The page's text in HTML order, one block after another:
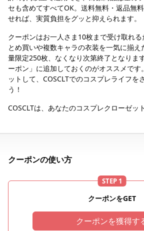
セも含めてすべてOK。送料無料・返品無
せれば、実質負担をグッと抑えられます。
クーポンはお一人さま10枚まで受け取れ
とめ買いや複数キャラの衣装を一気に揃
量限定250枚、なくなり次第終了となりま
ーポン」に追加しておくのがオススメで
ットして、COSCLTでのコスプレライフを
う！
COSCLTは、あなたのコスプレクローゼット
クーポンの使い方
クーポンをGET
クーポンを獲得す
STEP 1